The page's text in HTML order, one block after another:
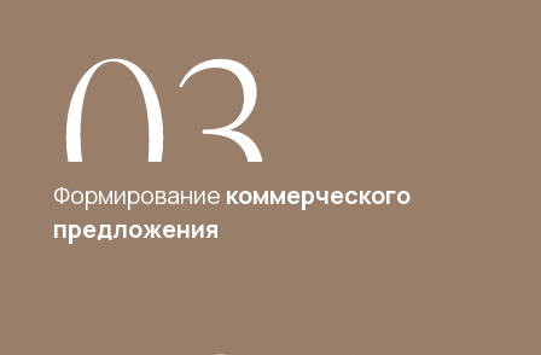
Формирование коммерческого
предложения